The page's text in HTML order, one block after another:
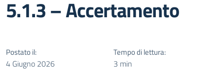
5.1.3 – Accertamento
Postato il:
4 Giugno 2026
Tempo di lettura:
3 min